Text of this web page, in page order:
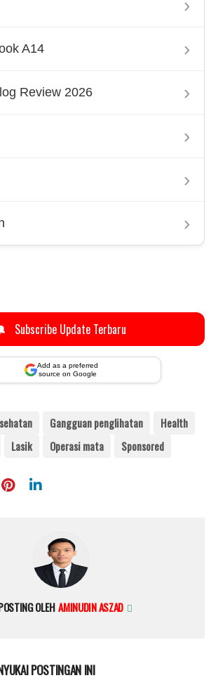
›
A14 ›
Review 2026 ›
›
›
›
Subscribe Update Terbaru
Add as a preferred
source on Google
Gangguan penglihatan
Health
Lasik Operasi mata Sponsored
OLEH AMINUDIN ASZAD
POSTINGAN INI